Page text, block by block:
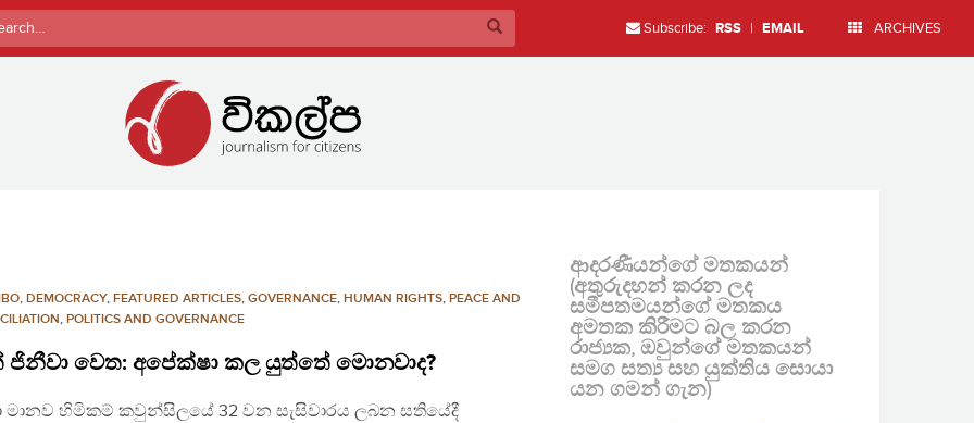
Subscribe: RSS | EMAIL ARCHIVES
, DEMOCRACY, FEATURED ARTICLES, GOVERNANCE, HUMAN RIGHTS, PEACE AND
, POLITICS AND GOVERNANCE
ජිනීවා වෙත: අපේක්ෂා කල යුත්තේ මොනවාද?
මානව හිමිකම් කවුන්සිලයේ 32 වන සැසිවාරය ලබන සතියේදී
ආදරණීයන්ගේ මතකයන්
(අතුරුදහන් කරන ලද
සමීපතමයන්ගේ මතකය
අමතක කිරීමට බල කරන
රාජ්‍යක, ඔවුන්ගේ මතකයන්
සමග සත්‍ය සහ යුක්තිය සොයා
යන ගමන් ගැන)